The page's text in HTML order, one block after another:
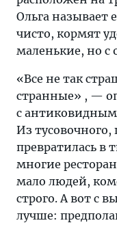
Ольга называет
чисто, кормят
маленькие, но
«Все не так
странные» , —
с
Из
превратилась в
многие
мало людей,
строго. А вот с
лучше: